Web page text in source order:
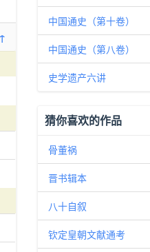
中国通史（第十卷）
中国通史（第八卷）
史学遗产六讲
猜你喜欢的作品
骨董祸
晋书辑本
八十自叙
钦定皇朝文献通考